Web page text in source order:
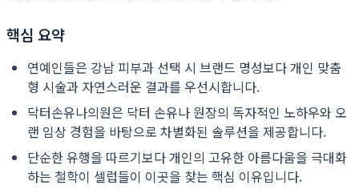
핵심 요약
연예인들은 강남 피부과 선택 시 브랜드 명성보다 개인 맞춤
형 시술과 자연스러운 결과를 우선시합니다.
닥터손유나의원은 닥터 손유나 원장의 독자적인 노하우와 오
랜 임상 경험을 바탕으로 차별화된 솔루션을 제공합니다.
단순한 유행을 따르기보다 개인의 고유한 아름다움을 극대화
하는 철학이 셀럽들이 이곳을 찾는 핵심 이유입니다.